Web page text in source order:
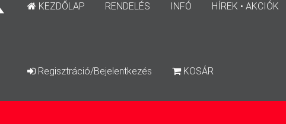
KEZDŐLAP RENDELÉS INFÓ HÍREK • AKCIÓK
Regisztráció/Bejelentkezés KOSÁR